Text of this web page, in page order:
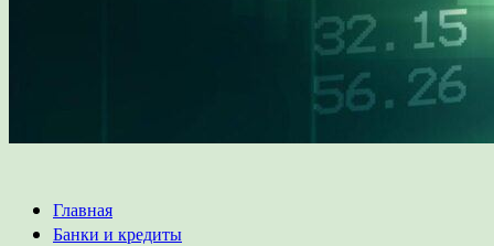
Основное
меню
Главная
Банки и кредиты